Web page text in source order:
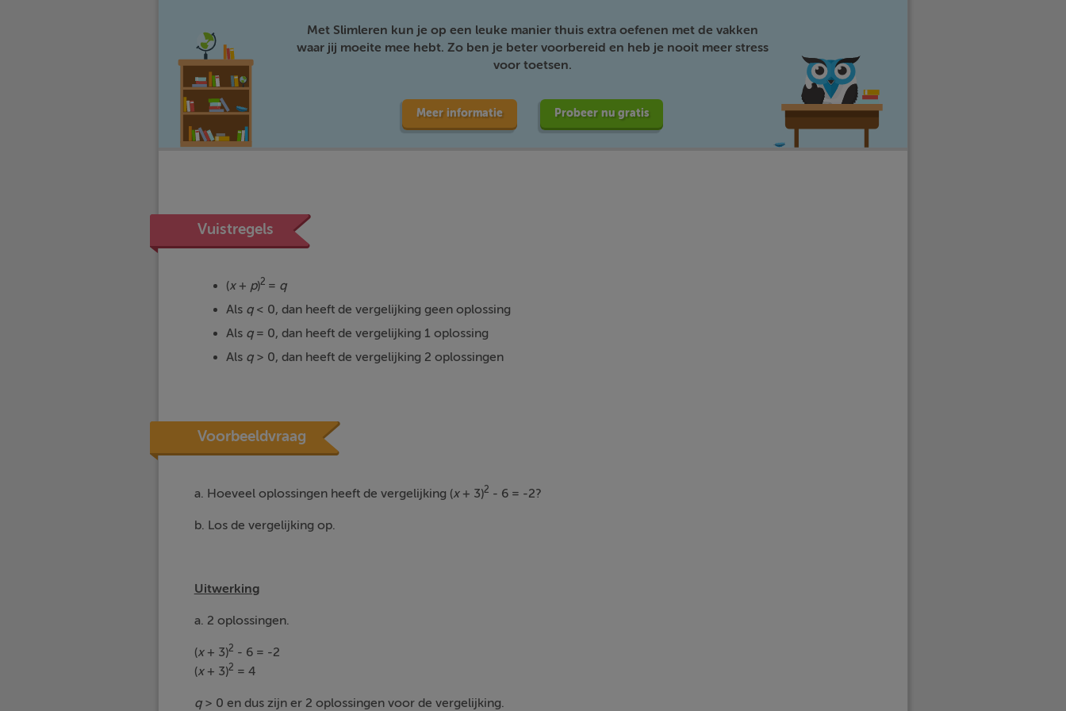
Met Slimleren kun je op een leuke manier thuis extra oefenen met de vakken
waar jij moeite mee hebt. Zo ben je beter voorbereid en heb je nooit meer stress
voor toetsen.
Meer informatie Probeer nu gratis
Vuistregels
(x + p)2 = q
Als q < 0, dan heeft de vergelijking geen oplossing
Als q = 0, dan heeft de vergelijking 1 oplossing
Als q > 0, dan heeft de vergelijking 2 oplossingen
Voorbeeldvraag
a. Hoeveel oplossingen heeft de vergelijking (x + 3)2 - 6 = -2?
b. Los de vergelijking op.
Uitwerking
a. 2 oplossingen.
(x + 3)2 - 6 = -2
(x + 3)2 = 4
q > 0 en dus zijn er 2 oplossingen voor de vergelijking.